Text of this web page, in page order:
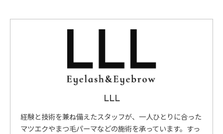
LLL
経験と技術を兼ね備えたスタッフが、一人ひとりに合った
マツエクやまつ毛パーマなどの施術を承っています。すっ